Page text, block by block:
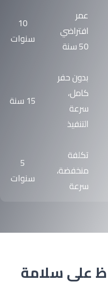
عمر
افتراضي
50 سنة
10
سنوات
بدون حفر
كامل،
سرعة
التنفيذ
15 سنة
تكلفة
منخفضة،
سرعة
سنوات
على سلامة